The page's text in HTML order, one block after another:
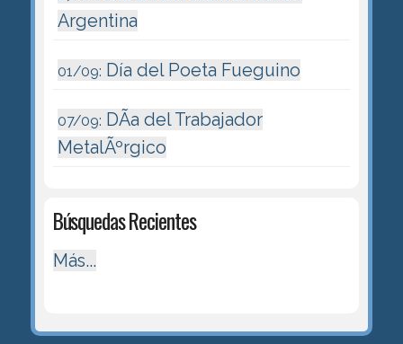
Argentina
01/09: Día del Poeta Fueguino
07/09: DÃ­a del Trabajador
MetalÃºrgico
Búsquedas Recientes
Más...